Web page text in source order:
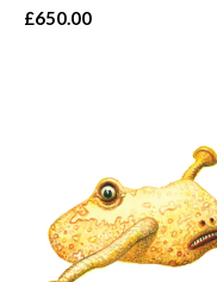
£650.00